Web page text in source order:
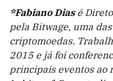
*Fabiano Diasé
pela Bitwage, uma
criptomoedas.
2015 e já foi
principais eventos ao